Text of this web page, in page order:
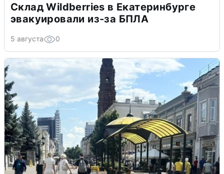
Склад Wildberries в Екатеринбурге
эвакуировали из-за БПЛА
5 августа 0